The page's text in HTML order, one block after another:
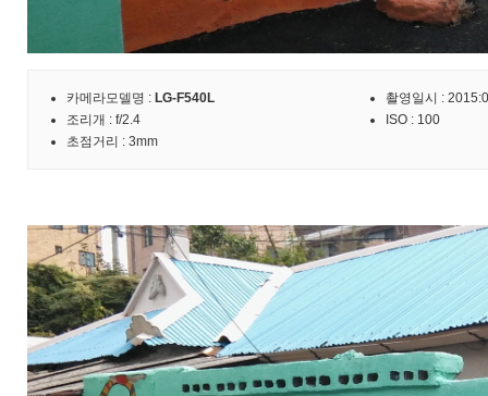
카메라모델명 : LG-F540L
촬영일시 :
조리개 : f/2.4
ISO : 100
초점거리 : 3mm